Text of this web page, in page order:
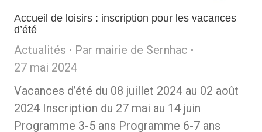
Accueil de loisirs : inscription pour les vacances
d’été
Actualités Par mairie de Sernhac
27 mai 2024
Vacances d’été du 08 juillet 2024 au 02 août
2024 Inscription du 27 mai au 14 juin
Programme 3-5 ans Programme 6-7 ans